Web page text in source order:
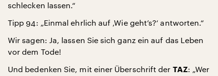
schlecken lassen.“
Tipp 94: „Einmal ehrlich auf ‚Wie geht’s?‘ antworten.“
Wir sagen: Ja, lassen Sie sich ganz ein auf das Leben
vor dem Tode!
Und bedenken Sie, mit einer Überschrift der TAZ: „Wer